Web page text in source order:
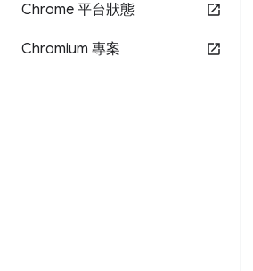
Chrome 平台狀態
Chromium 專案